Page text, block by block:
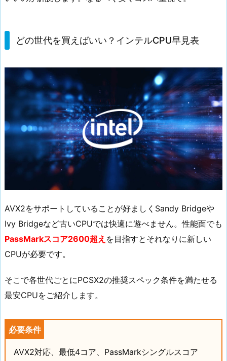
どの世代を買えばいい？インテルCPU早見表
AVX2をサポートしていることが好ましくSandy Bridgeや
Ivy Bridgeなど古いCPUでは快適に遊べません。性能面でも
PassMarkスコア2600超え を目指すとそれなりに新しい
CPUが必要です。
そこで各世代ごとにPCSX2の推奨スペック条件を満たせる
最安CPUをご紹介します。
必要条件
AVX2対応、最低4コア、PassMarkシングルスコア